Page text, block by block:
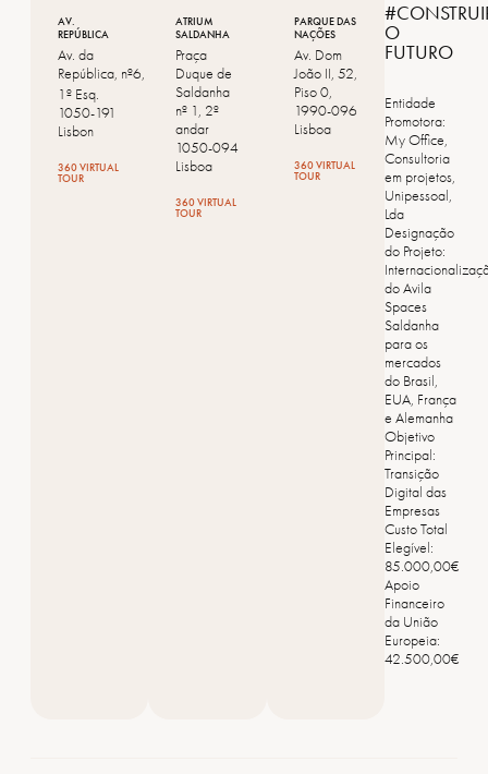
AV.
REPÚBLICA
Av. da
República, nº6,
1º Esq.
1050-191
Lisbon
360 VIRTUAL
TOUR
ATRIUM
SALDANHA
Praça
Duque de
Saldanha
nº 1, 2º
andar
1050-094
Lisboa
360 VIRTUAL
TOUR
PARQUE DAS
NAÇÕES
Av. Dom
João II, 52,
Piso 0,
1990-096
Lisboa
360 VIRTUAL
TOUR
O
FUTURO
Entidade
Promotora:
My Office,
Consultoria
em projetos,
Unipessoal,
Lda
Designação
do Projeto:
do Avila
Spaces
Saldanha
para os
mercados
do Brasil,
EUA, França
e Alemanha
Objetivo
Principal:
Transição
Digital das
Empresas
Custo Total
Elegível:
85.000,00€
Apoio
Financeiro
da União
Europeia:
42.500,00€